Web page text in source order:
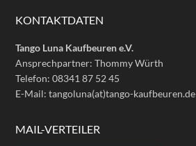
KONTAKTDATEN
Tango Luna Kaufbeuren e.V.
Ansprechpartner: Thommy Würth
Telefon: 08341 87 52 45
E-Mail: tangoluna(at)tango-kaufbeuren.de
MAIL-VERTEILER